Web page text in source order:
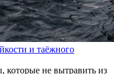
и таёжного
не вытравить из